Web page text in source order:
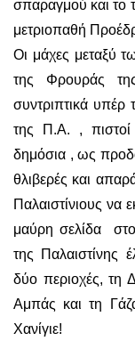
σπαραγμού και το
μετριοπαθή
Οι μάχες μεταξύ
της Φρουράς
συντριπτικά υπέρ
της Π.Α. ,
δημόσια , ως
θλιβερές και
Παλαιστίνιους να
μαύρη σελίδα στο
της Παλαιστίνης
δύο περιοχές, τη
Αμπάς και τη
Χανίγιε!